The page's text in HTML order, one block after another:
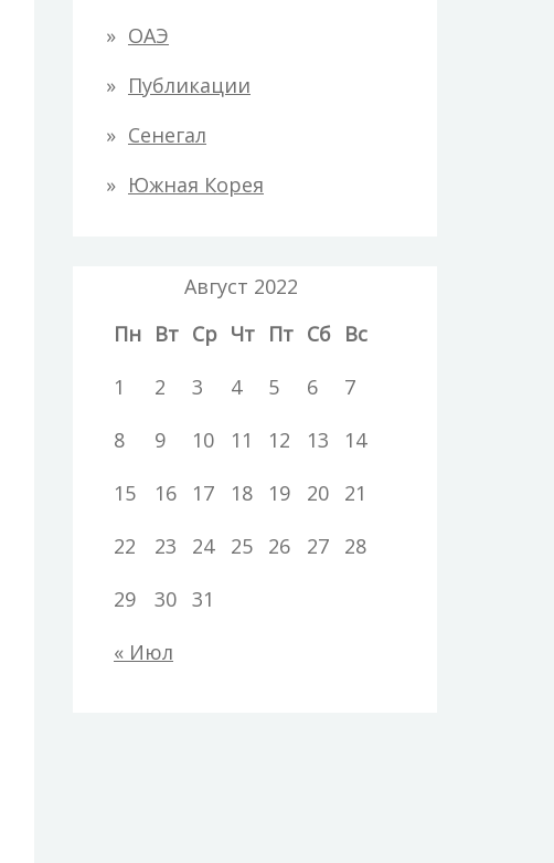
ОАЭ
Публикации
Сенегал
Южная Корея
Август 2022
Пн Вт Ср Чт Пт Сб Вс
« Июл
1 2 3 4 5 6
7
8
9 10 11 12 13
14
15
16 17 18 19 20
21
22
23 24 25 26 27
28
29
30 31